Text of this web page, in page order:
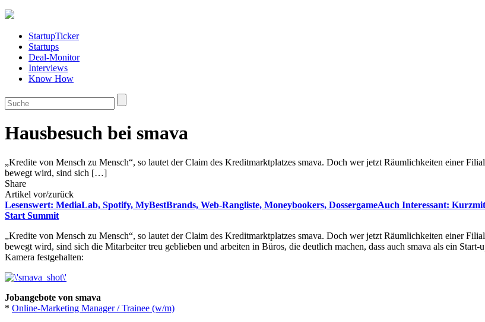
StartupTicker
Startups
Deal-Monitor
Interviews
Know How
Hausbesuch bei smava
„Kredite von Mensch zu Mensch“, so lautet der Claim des Kreditmarktplatzes smava. Doch wer jetzt Räumlichkeiten einer
bewegt wird, sind sich […]
Share
Artikel vor/zurück
Lesenswert: MediaLab, Spotify, MyBestBrands, Web-Rangliste, Moneybookers, DossergameAuch Interessant:
Start Summit
„Kredite von Mensch zu Mensch“, so lautet der Claim des Kreditmarktplatzes smava. Doch wer jetzt Räumlichkeiten einer
bewegt wird, sind sich die Mitarbeiter treu geblieben und arbeiten in Büros, die deutlich machen, dass auch smava als ein Start-
Kamera festgehalten:
Jobangebote von smava
* Online-Marketing Manager / Trainee (w/m)